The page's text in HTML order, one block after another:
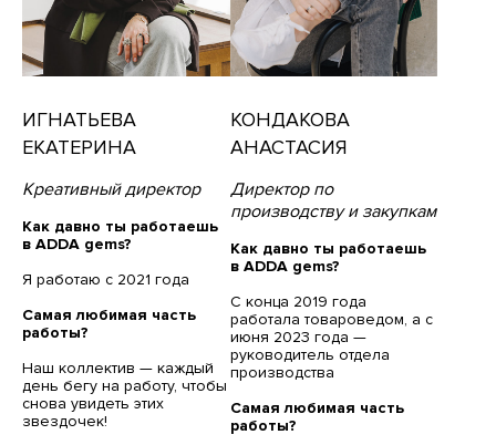
ИГНАТЬЕВА
ЕКАТЕРИНА
Креативный директор
Как давно ты работаешь
в ADDA gems?
Я работаю с 2021 года
Самая любимая часть
работы?
Наш коллектив — каждый
день бегу на работу, чтобы
снова увидеть этих
звездочек!
КОНДАКОВА
АНАСТАСИЯ
Директор по
производству и закупкам
Как давно ты работаешь
в ADDA gems?
С конца 2019 года
работала товароведом, а с
июня 2023 года —
руководитель отдела
производства
Самая любимая часть
работы?